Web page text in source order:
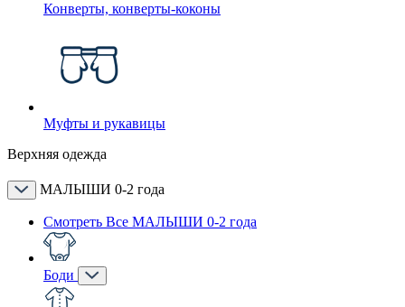
Конверты, конверты-коконы
Муфты и рукавицы
Верхняя одежда
МАЛЫШИ 0-2 года
Смотреть Все МАЛЫШИ 0-2 года
Боди